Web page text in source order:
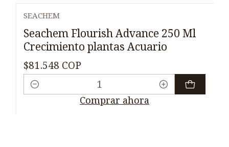
SEACHEM
Seachem Flourish Advance 250 Ml
Crecimiento plantas Acuario
$81.548 COP
Cantidad
Comprar ahora